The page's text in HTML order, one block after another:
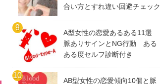
合い方とすれ違い回避チェック
A型女性の恋愛あるある11選
脈ありサインとNG行動 ある
ある度セルフ診断付き
AB型女性の恋愛傾向10個と脈